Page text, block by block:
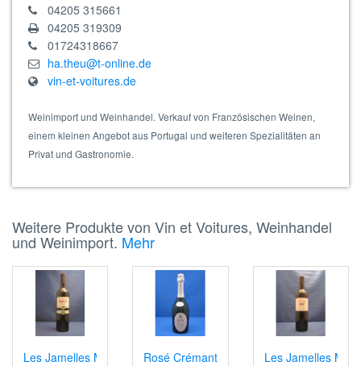
04205 315661
04205 319309
01724318667
ha.theu@t-online.de
vin-et-voitures.de
Weinimport und Weinhandel. Verkauf von Französischen Weinen,
einem kleinen Angebot aus Portugal und weiteren Spezialitäten an
Privat und Gastronomie.
Weitere Produkte von Vin et Voitures, Weinhandel
und Weinimport. Mehr
Les Jamelles Merlot OrganicRosé Crémant de Limoux Grande Cuvée
Les Jamelles